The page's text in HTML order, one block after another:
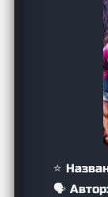
⭐
🗣️